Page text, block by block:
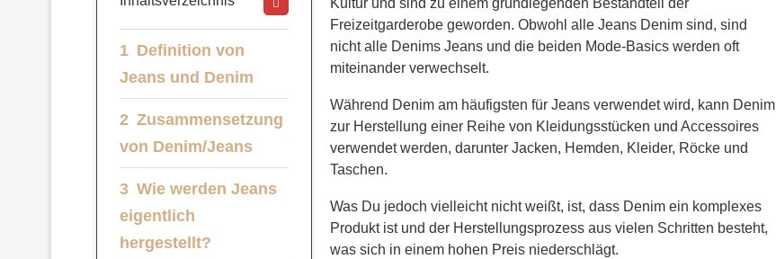
Definition von
Jeans und Denim
Zusammensetzung
von Denim/Jeans
Wie werden Jeans
eigentlich
hergestellt?
Kultur und sind zu einem grundlegenden Bestandteil der
Freizeitgarderobe geworden. Obwohl alle Jeans Denim sind, sind
nicht alle Denims Jeans und die beiden Mode-Basics werden oft
miteinander verwechselt.
Während Denim am häufigsten für Jeans verwendet wird, kann Denim
zur Herstellung einer Reihe von Kleidungsstücken und Accessoires
verwendet werden, darunter Jacken, Hemden, Kleider, Röcke und
Taschen.
Was Du jedoch vielleicht nicht weißt, ist, dass Denim ein komplexes
Produkt ist und der Herstellungsprozess aus vielen Schritten besteht,
was sich in einem hohen Preis niederschlägt.